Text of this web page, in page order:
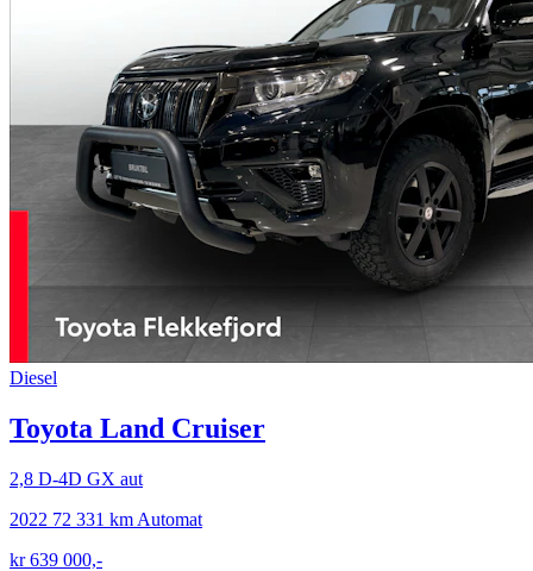
Diesel
Toyota Land Cruiser
2,8 D-4D GX aut
2022 72 331 km Automat
kr 639 000,-